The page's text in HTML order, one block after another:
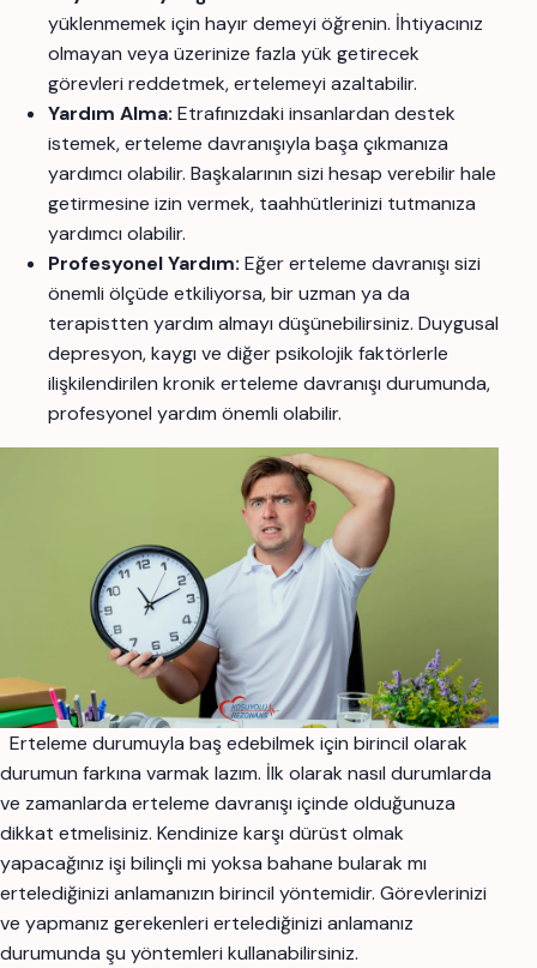
yüklenmemek için hayır demeyi öğrenin. İhtiyacınız
olmayan veya üzerinize fazla yük getirecek
görevleri reddetmek, ertelemeyi azaltabilir.
Yardım Alma: Etrafınızdaki insanlardan destek
istemek, erteleme davranışıyla başa çıkmanıza
yardımcı olabilir. Başkalarının sizi hesap verebilir hale
getirmesine izin vermek, taahhütlerinizi tutmanıza
yardımcı olabilir.
Profesyonel Yardım: Eğer erteleme davranışı sizi
önemli ölçüde etkiliyorsa, bir uzman ya da
terapistten yardım almayı düşünebilirsiniz. Duygusal
depresyon, kaygı ve diğer psikolojik faktörlerle
ilişkilendirilen kronik erteleme davranışı durumunda,
profesyonel yardım önemli olabilir.
Erteleme durumuyla baş edebilmek için birincil olarak
durumun farkına varmak lazım. İlk olarak nasıl durumlarda
ve zamanlarda erteleme davranışı içinde olduğunuza
dikkat etmelisiniz. Kendinize karşı dürüst olmak
yapacağınız işi bilinçli mi yoksa bahane bularak mı
ertelediğinizi anlamanızın birincil yöntemidir. Görevlerinizi
ve yapmanız gerekenleri ertelediğinizi anlamanız
durumunda şu yöntemleri kullanabilirsiniz.